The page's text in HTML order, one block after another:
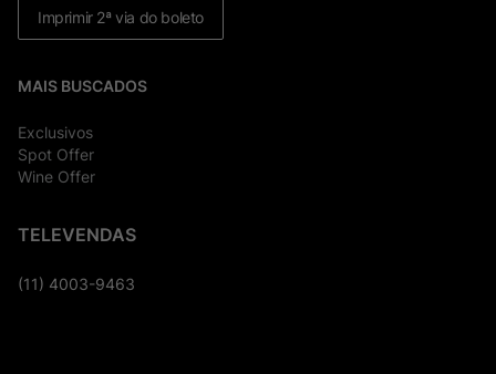
Imprimir 2ª via do boleto
MAIS BUSCADOS
Exclusivos
Spot Offer
Wine Offer
TELEVENDAS
(11) 4003-9463